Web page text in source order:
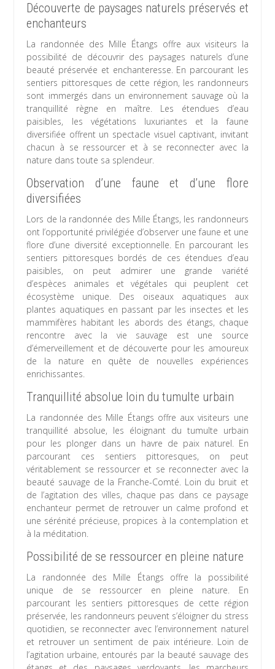
Découverte de paysages naturels préservés et
enchanteurs
La randonnée des Mille Étangs offre aux visiteurs la
possibilité de découvrir des paysages naturels d’une
beauté préservée et enchanteresse. En parcourant les
sentiers pittoresques de cette région, les randonneurs
sont immergés dans un environnement sauvage où la
tranquillité règne en maître. Les étendues d’eau
paisibles, les végétations luxuriantes et la faune
diversifiée offrent un spectacle visuel captivant, invitant
chacun à se ressourcer et à se reconnecter avec la
nature dans toute sa splendeur.
Observation d’une faune et d’une flore
diversifiées
Lors de la randonnée des Mille Étangs, les randonneurs
ont l’opportunité privilégiée d’observer une faune et une
flore d’une diversité exceptionnelle. En parcourant les
sentiers pittoresques bordés de ces étendues d’eau
paisibles, on peut admirer une grande variété
d’espèces animales et végétales qui peuplent cet
écosystème unique. Des oiseaux aquatiques aux
plantes aquatiques en passant par les insectes et les
mammifères habitant les abords des étangs, chaque
rencontre avec la vie sauvage est une source
d’émerveillement et de découverte pour les amoureux
de la nature en quête de nouvelles expériences
enrichissantes.
Tranquillité absolue loin du tumulte urbain
La randonnée des Mille Étangs offre aux visiteurs une
tranquillité absolue, les éloignant du tumulte urbain
pour les plonger dans un havre de paix naturel. En
parcourant ces sentiers pittoresques, on peut
véritablement se ressourcer et se reconnecter avec la
beauté sauvage de la Franche-Comté. Loin du bruit et
de l’agitation des villes, chaque pas dans ce paysage
enchanteur permet de retrouver un calme profond et
une sérénité précieuse, propices à la contemplation et
à la méditation.
Possibilité de se ressourcer en pleine nature
La randonnée des Mille Étangs offre la possibilité
unique de se ressourcer en pleine nature. En
parcourant les sentiers pittoresques de cette région
préservée, les randonneurs peuvent s’éloigner du stress
quotidien, se reconnecter avec l’environnement naturel
et retrouver un sentiment de paix intérieure. Loin de
l’agitation urbaine, entourés par la beauté sauvage des